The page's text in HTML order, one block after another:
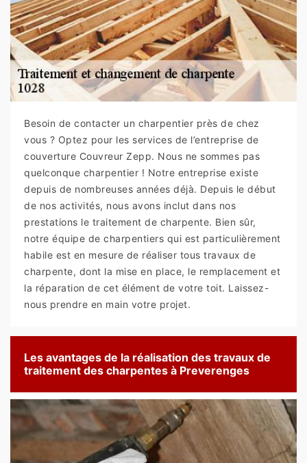
Besoin de contacter un charpentier près de chez
vous ? Optez pour les services de l’entreprise de
couverture Couvreur Zepp. Nous ne sommes pas
quelconque charpentier ! Notre entreprise existe
depuis de nombreuses années déjà. Depuis le début
de nos activités, nous avons inclut dans nos
prestations le traitement de charpente. Bien sûr,
notre équipe de charpentiers qui est particulièrement
habile est en mesure de réaliser tous travaux de
charpente, dont la mise en place, le remplacement et
la réparation de cet élément de votre toit. Laissez-
nous prendre en main votre projet.
Les avantages de la réalisation des travaux de
traitement des charpentes à Preverenges